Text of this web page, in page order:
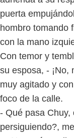
puerta
hombro tomando
con la mano
Con temor y
su esposa, - ¡No,
muy agitado y
foco de la calle.
- Qué pasa
persiguiendo?,